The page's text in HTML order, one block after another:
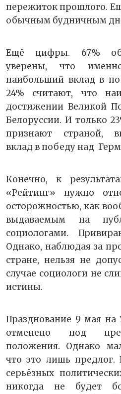
пережиток прошлого.
обычным будничным
Ещё цифры. 67%
уверены, что
наибольший вклад в
24% считают, что
достижении Великой
Белоруссии. И только
признают страной,
вклад в победу над
Конечно, к
«Рейтинг» нужно
осторожностью, как
выдаваемым на
социологами.
Однако, наблюдая за
стране, нельзя не
случае социологи не
истины.
Празднование 9 мая на
отменено под
положения. Однако
что это лишь предлог.
серьёзных
никогда не будет